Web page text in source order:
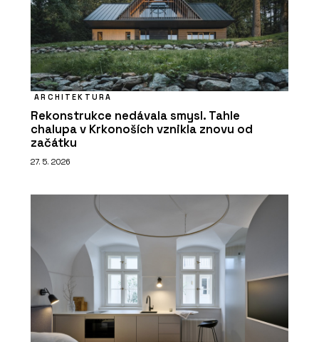
ARCHITEKTURA
Rekonstrukce nedávala smysl. Tahle
chalupa v Krkonoších vznikla znovu od
začátku
27. 5. 2026